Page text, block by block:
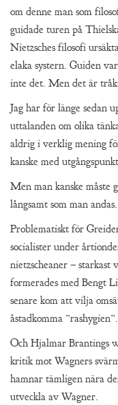
om denne man som
guidade turen på
Nietzsches filosofi
elaka systern. Guiden
inte det. Men det är
Jag har för länge sedan
uttalanden om olika
aldrig i verklig mening
kanske med
Men man kanske måste
långsamt som man andas.
Problematiskt för
socialister under
nietzscheaner –
formerades med Bengt
senare kom att vilja
åstadkomma ”rashygien”.
Och Hjalmar Brantings
kritik mot Wagners
hamnar tämligen nära
utveckla av Wagner.